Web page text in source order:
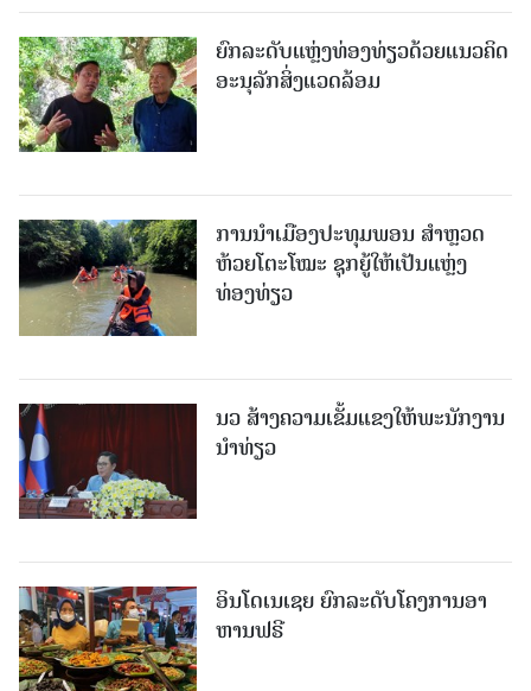
ຍົກລະດັບແຫຼ່ງທ່ອງທ່ຽວດ້ວຍແນວຄິດ
ອະນຸລັກສິ່ງແວດລ້ອມ
ການນຳເມືອງປະທຸມພອນ ສຳຫຼວດ
ຫ້ວຍໂຕະໂໝະ ຊຸກຍູ້ໃຫ້ເປັນແຫຼ່ງ
ທ່ອງທ່ຽວ
ນວ ສ້າງຄວາມເຂັ້ມແຂງໃຫ້ພະນັກງານ
ນຳທ່ຽວ
ອິນໂດເນເຊຍ ຍົກລະດັບໂຄງການອາ
ຫານຟຣີ